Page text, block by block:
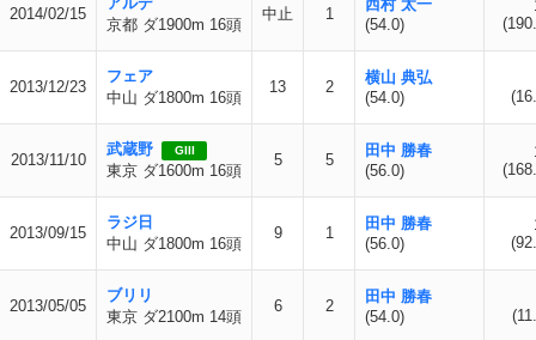
2014/02/15
京都 ダ1900m 16頭
中止 1
西村 太一
(54.0)
2013/12/23
フェア
中山 ダ1800m 16頭
13 2
横山 典弘
(54.0)
2013/11/10
武蔵野 GIII
東京 ダ1600m 16頭
5 5
田中 勝春
(56.0)
2013/09/15
ラジ日
中山 ダ1800m 16頭
9 1
田中 勝春
(56.0)
2013/05/05
ブリリ
東京 ダ2100m 14頭
6 2
田中 勝春
(54.0)